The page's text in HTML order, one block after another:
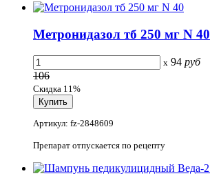
Метронидазол тб 250 мг N 40
x 94 руб
106
Скидка 11%
Артикул: fz-2848609
Препарат отпускается по рецепту